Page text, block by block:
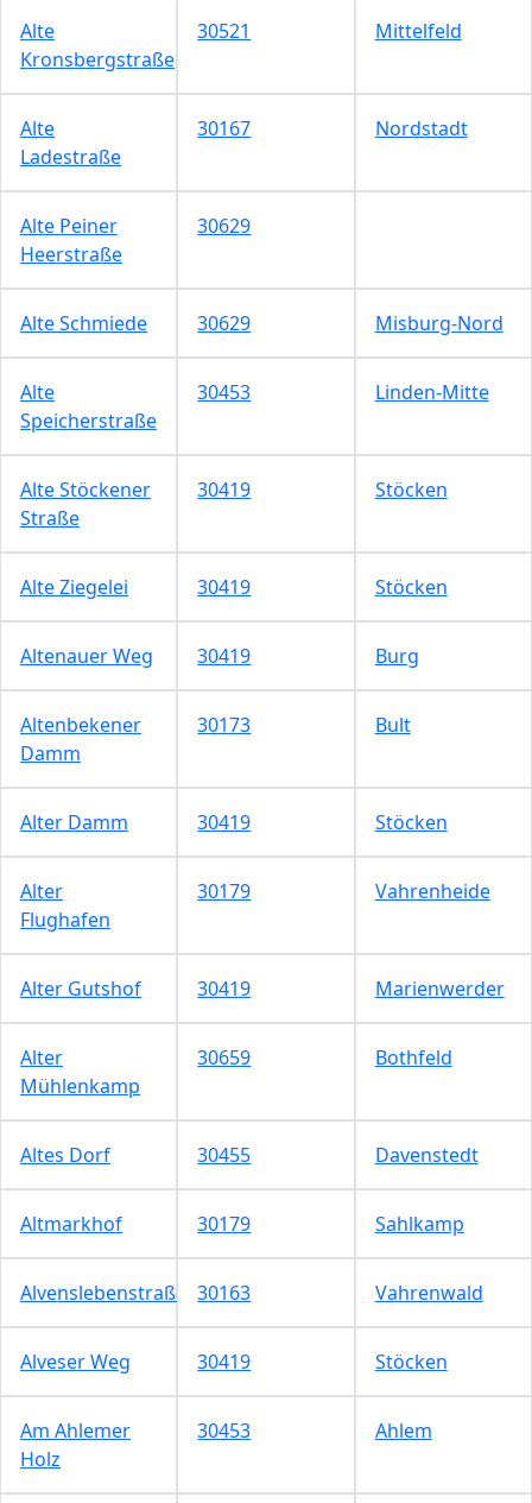
Alte
Kronsbergstraße
30521 Mittelfeld
Alte
Ladestraße
30167 Nordstadt
Alte Peiner
Heerstraße
30629
Alte Schmiede 30629 Misburg-Nord
Alte
Speicherstraße
30453 Linden-Mitte
Alte Stöckener
Straße
30419 Stöcken
Alte Ziegelei 30419 Stöcken
Altenauer Weg 30419 Burg
Altenbekener
Damm
30173 Bult
Alter Damm 30419 Stöcken
Alter
Flughafen
30179 Vahrenheide
Alter Gutshof 30419 Marienwerder
Alter
Mühlenkamp
30659 Bothfeld
Altes Dorf 30455 Davenstedt
Altmarkhof 30179 Sahlkamp
Alvenslebenstraße 30163 Vahrenwald
Alveser Weg 30419 Stöcken
Am Ahlemer
Holz
30453 Ahlem